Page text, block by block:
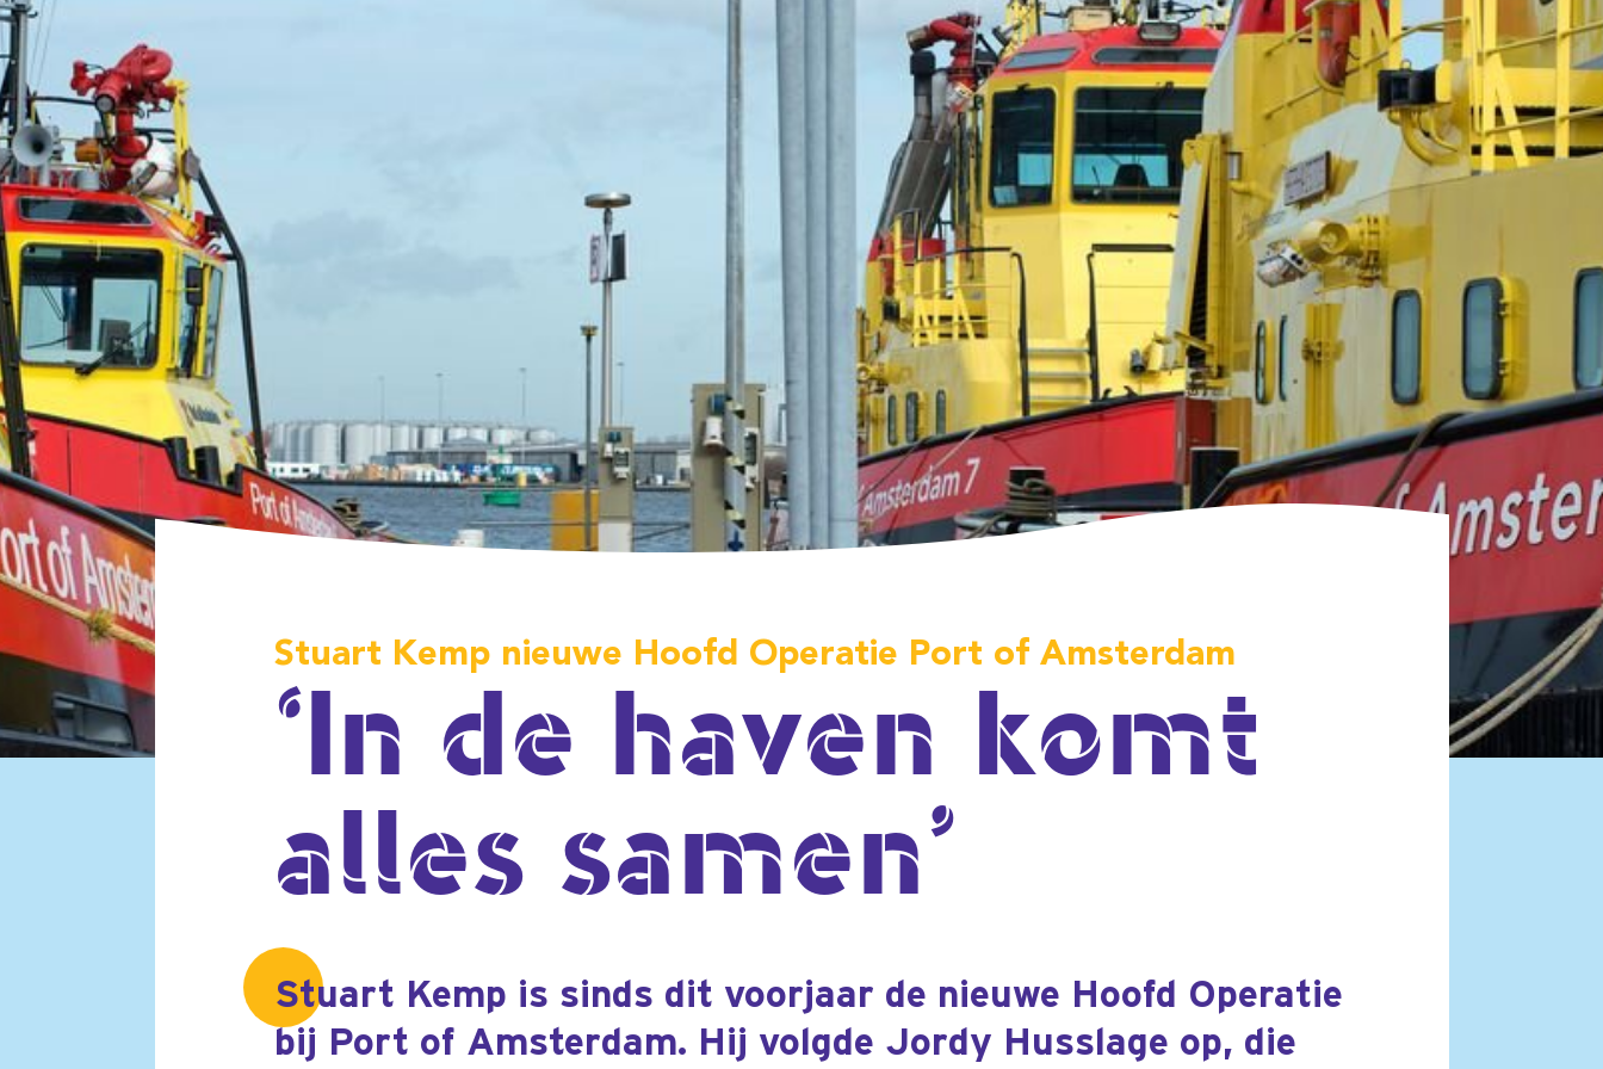
Stuart Kemp nieuwe Hoofd Operatie Port of Amsterdam
‘In de haven komt
alles samen’
Stuart Kemp is sinds dit voorjaar de nieuwe Hoofd Operatie
bij Port of Amsterdam. Hij volgde Jordy Husslage op, die
een overstap maakte naar de Nederlandse Spoorwegen.
Kemp was sinds 2018 bij het Havenbedrijf werkzaam als
manager Port Office & Technische Dienst. Hij noemt de
Gefeliciteerd met je nieuwe baan. Wat doet
een ‘Hoofd Operatie’?
“De Havenmeester van Amsterdam,